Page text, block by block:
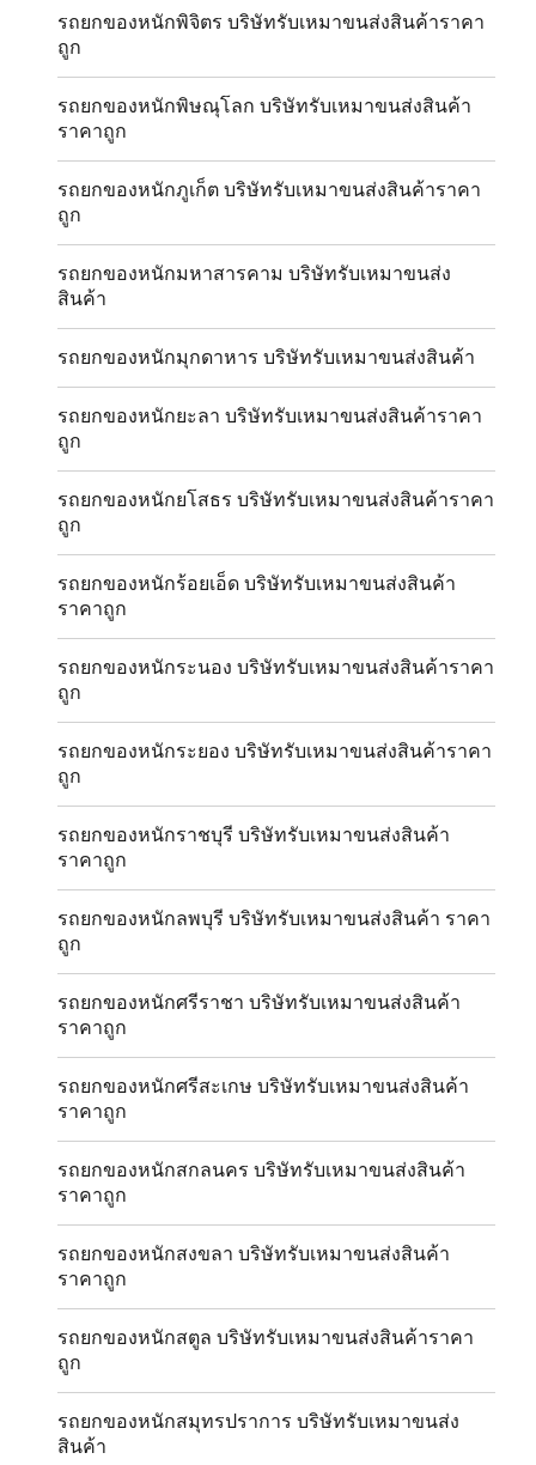
รถยกของหนักพิจิตร บริษัทรับเหมาขนส่งสินค้าราคา
ถูก
รถยกของหนักพิษณุโลก บริษัทรับเหมาขนส่งสินค้า
ราคาถูก
รถยกของหนักภูเก็ต บริษัทรับเหมาขนส่งสินค้าราคา
ถูก
รถยกของหนักมหาสารคาม บริษัทรับเหมาขนส่ง
สินค้า
รถยกของหนักมุกดาหาร บริษัทรับเหมาขนส่งสินค้า
รถยกของหนักยะลา บริษัทรับเหมาขนส่งสินค้าราคา
ถูก
รถยกของหนักยโสธร บริษัทรับเหมาขนส่งสินค้าราคา
ถูก
รถยกของหนักร้อยเอ็ด บริษัทรับเหมาขนส่งสินค้า
ราคาถูก
รถยกของหนักระนอง บริษัทรับเหมาขนส่งสินค้าราคา
ถูก
รถยกของหนักระยอง บริษัทรับเหมาขนส่งสินค้าราคา
ถูก
รถยกของหนักราชบุรี บริษัทรับเหมาขนส่งสินค้า
ราคาถูก
รถยกของหนักลพบุรี บริษัทรับเหมาขนส่งสินค้า ราคา
ถูก
รถยกของหนักศรีราชา บริษัทรับเหมาขนส่งสินค้า
ราคาถูก
รถยกของหนักศรีสะเกษ บริษัทรับเหมาขนส่งสินค้า
ราคาถูก
รถยกของหนักสกลนคร บริษัทรับเหมาขนส่งสินค้า
ราคาถูก
รถยกของหนักสงขลา บริษัทรับเหมาขนส่งสินค้า
ราคาถูก
รถยกของหนักสตูล บริษัทรับเหมาขนส่งสินค้าราคา
ถูก
รถยกของหนักสมุทรปราการ บริษัทรับเหมาขนส่ง
สินค้า